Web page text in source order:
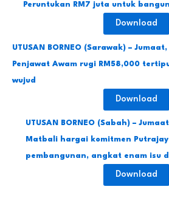
Peruntukan RM7 juta untuk
Download
UTUSAN BORNEO (Sarawak) –
Penjawat Awam rugi RM58,000
wujud
Download
UTUSAN BORNEO (Sabah) –
Matbali hargai komitmen
pembangunan, angkat enam isu
Download